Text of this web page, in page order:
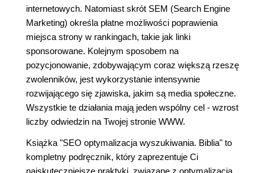
internetowych. Natomiast skrót SEM (Search Engine
Marketing) określa płatne możliwości poprawienia
miejsca strony w rankingach, takie jak linki
sponsorowane. Kolejnym sposobem na
pozycjonowanie, zdobywającym coraz większą rzeszę
zwolenników, jest wykorzystanie intensywnie
rozwijającego się zjawiska, jakim są media społeczne.
Wszystkie te działania mają jeden wspólny cel - wzrost
liczby odwiedzin na Twojej stronie WWW.
Książka "SEO optymalizacja wyszukiwania. Biblia" to
kompletny podręcznik, który zaprezentuje Ci
najskuteczniejsze praktyki, związane z optymalizacją